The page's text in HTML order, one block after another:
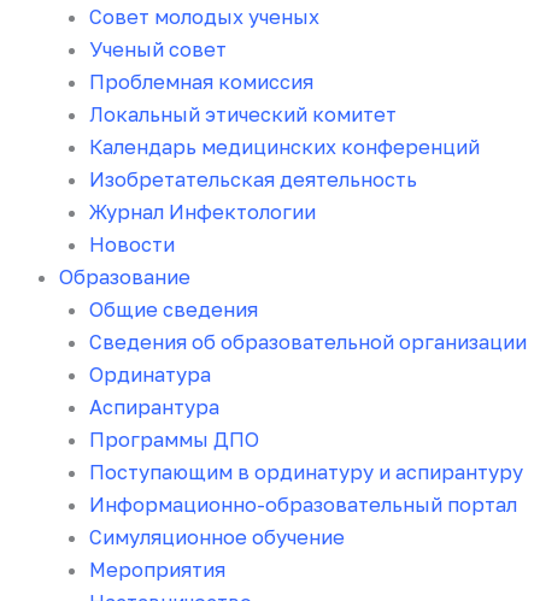
Совет молодых ученых
Ученый совет
Проблемная комиссия
Локальный этический комитет
Календарь медицинских конференций
Изобретательская деятельность
Журнал Инфектологии
Новости
Образование
Общие сведения
Сведения об образовательной организации
Ординатура
Аспирантура
Программы ДПО
Поступающим в ординатуру и аспирантуру
Информационно-образовательный портал
Симуляционное обучение
Мероприятия